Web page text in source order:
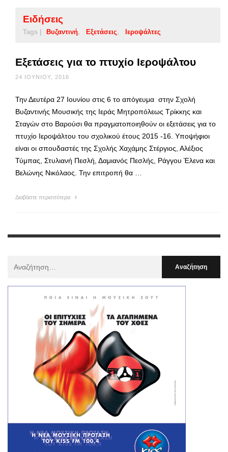
Ειδήσεις
Tags | Βυζαντινή Εξετάσεις Ιεροψάλτες
Εξετάσεις για το πτυχίο Ιεροψάλτου
24 ΙΟΥΝΊΟΥ, 2016
Την Δευτέρα 27 Ιουνίου στις 6 το απόγευμα στην Σχολή
Βυζαντινής Μουσικής της Ιεράς Μητροπόλεως Τρίκκης και
Σταγών στο Βαρούσι θα πραγματοποιηθούν οι εξετάσεις για το
πτυχίο Ιεροψάλτου του σχολικού έτους 2015 -16. Υποψήφιοι
είναι οι σπουδαστές της Σχολής Χαχάμης Στέργιος, Αλέξιος
Τύμπας, Στυλιανή Πεσλή, Δαμιανός Πεσλής, Ράγγου Έλενα και
Βελώνης Νικόλαος. Την επιτροπή θα …
Διαβάστε περισσότερα
: